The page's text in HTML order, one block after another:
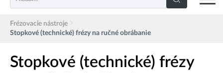
Frézovacie nástroje
Stopkové (technické) frézy na ručné obrábanie
Stopkové (technické) frézy